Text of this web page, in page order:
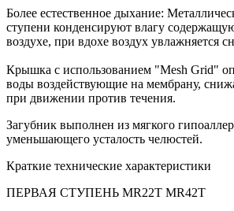
Более естественное дыхание:
ступени конденсируют влагу
воздухе, при вдохе воздух увлажняется
Крышка с использованием "Mesh Grid"
воды воздействующие на мембрану,
при движении против течения.
Загубник выполнен из мягкого
уменьшающего усталость челюстей.
Краткие технические характеристики
ПЕРВАЯ СТУПЕНЬ MR22T MR42T